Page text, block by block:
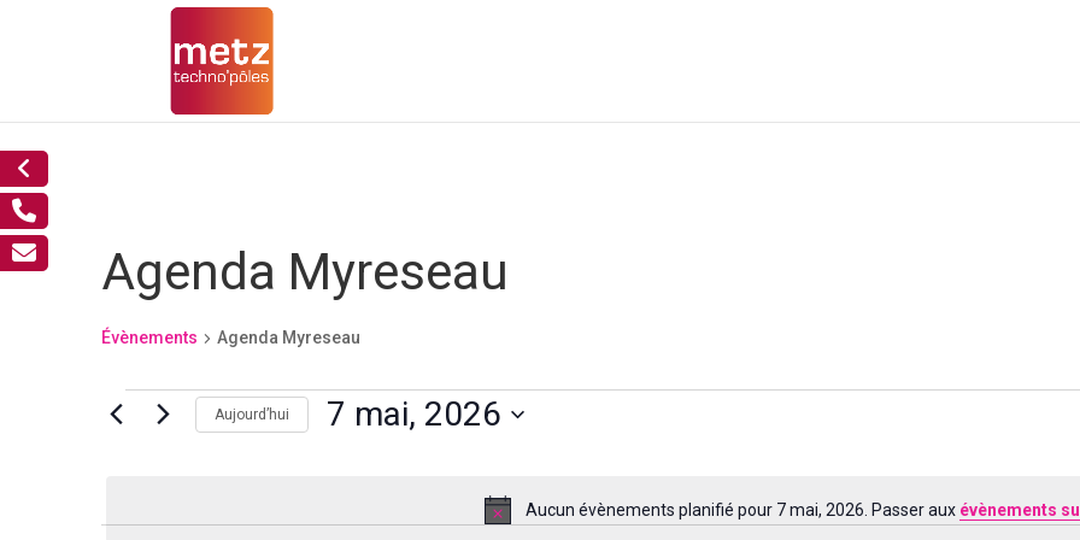
Agenda Myreseau
Évènements Agenda Myreseau
Évènements
for
2026
Notice
Aucun évènements planifié pour 7 mai, 2026. Passer aux évènements
Aujourd’hui 7 mai, 2026